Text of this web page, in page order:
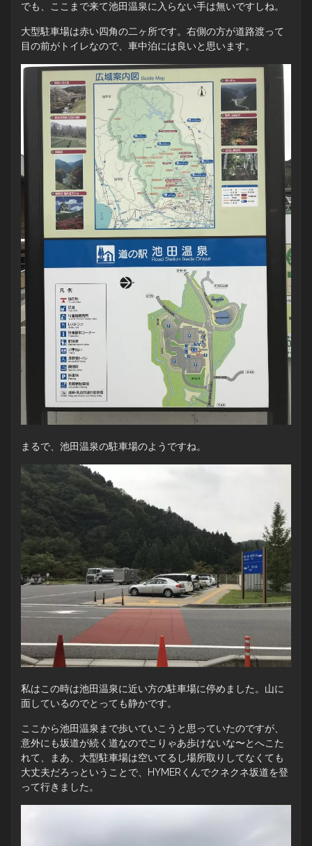
でも、ここまで来て池田温泉に入らない手は無いですしね。
大型駐車場は赤い四角の二ヶ所です。右側の方が道路渡って
目の前がトイレなので、車中泊には良いと思います。
まるで、池田温泉の駐車場のようですね。
私はこの時は池田温泉に近い方の駐車場に停めました。山に
面しているのでとっても静かです。
ここから池田温泉まで歩いていこうと思っていたのですが、
意外にも坂道が続く道なのでこりゃあ歩けないな〜とへこた
れて、まあ、大型駐車場は空いてるし場所取りしてなくても
大丈夫だろっということで、HYMERくんでクネクネ坂道を登
って行きました。